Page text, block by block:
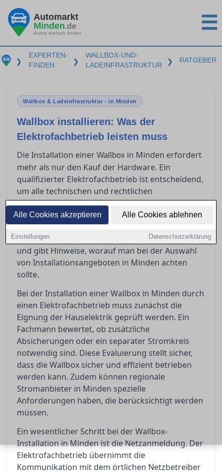
Alle Cookies akzeptieren Alle Cookies ablehnen
Einstellungen Datenschutzerklärung
Automarkt
Minden.de
Autos einfach finden ☰
❯
EXPERTEN-
FINDEN
❯
WALLBOX-UND-
LADEINFRASTRUKTUR
❯ RATGEBER
Wallbox & Ladeinfrastruktur · in Minden
Wallbox installieren: Was der
Elektrofachbetrieb leisten muss
Die Installation einer Wallbox in Minden erfordert
mehr als nur den Kauf der Hardware. Ein
qualifizierter Elektrofachbetrieb ist entscheidend,
um alle technischen und rechtlichen
Anforderungen zu erfüllen. Dieser Ratgeber
beleuchtet, was bei der Installationsplanung zu
beachten ist, erklärt die Bedeutung der
Netzanmeldung und Netzverträglichkeitsprüfung
und gibt Hinweise, worauf man bei der Auswahl
von Installationsangeboten in Minden achten
sollte.
Bei der Installation einer Wallbox in Minden durch
einen Elektrofachbetrieb muss zunächst die
Eignung der Hauselektrik geprüft werden. Ein
Fachmann bewertet, ob zusätzliche
Absicherungen oder ein separater Stromkreis
notwendig sind. Diese Evaluierung stellt sicher,
dass die Wallbox sicher und effizient betrieben
werden kann. Zudem können regionale
Stromanbieter in Minden spezielle
Anforderungen haben, die berücksichtigt werden
müssen.
Ein wesentlicher Schritt bei der Wallbox-
Installation in Minden ist die Netzanmeldung. Der
Elektrofachbetrieb übernimmt die
Kommunikation mit dem örtlichen Netzbetreiber